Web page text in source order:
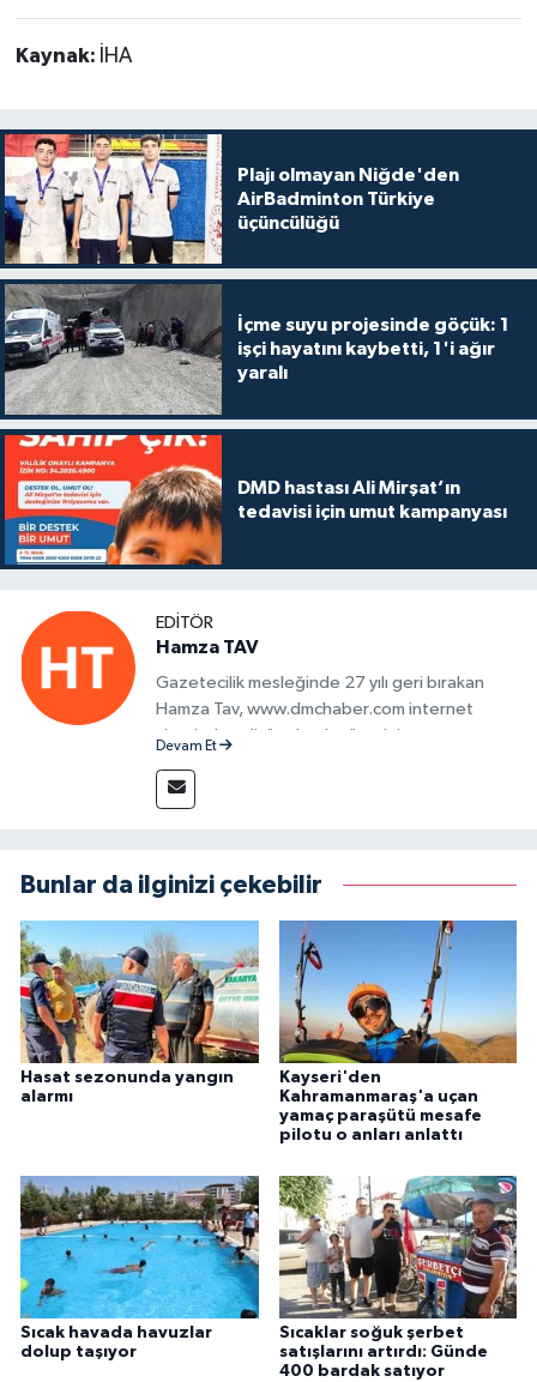
Kaynak: İHA
Plajı olmayan Niğde'den
AirBadminton Türkiye
üçüncülüğü
İçme suyu projesinde göçük: 1
işçi hayatını kaybetti, 1'i ağır
yaralı
DMD hastası Ali Mirşat’ın
tedavisi için umut kampanyası
EDITÖR
Hamza TAV
Gazetecilik mesleğinde 27 yılı geri bırakan
Hamza Tav, www.dmchaber.com internet
sitesinde editör olarak görevini
Devam Et
Bunlar da ilginizi çekebilir
Hasat sezonunda yangın
alarmı
Kayseri'den
Kahramanmaraş'a uçan
yamaç paraşütü mesafe
pilotu o anları anlattı
Sıcak havada havuzlar
dolup taşıyor
Sıcaklar soğuk şerbet
satışlarını artırdı: Günde
400 bardak satıyor